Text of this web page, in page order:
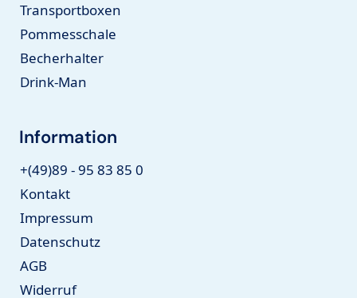
Transportboxen
Pommesschale
Becherhalter
Drink-Man
Information
+(49)89 - 95 83 85 0
Kontakt
Impressum
Datenschutz
AGB
Widerruf